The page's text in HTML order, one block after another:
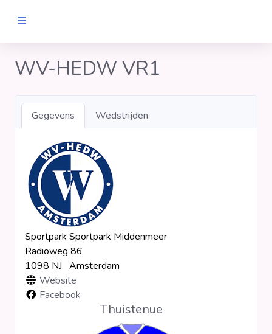
Wedstrijden
Statistieken
Voetbalpiramide
Links
VROUWEN
Clubs
WV-HEDW VR1
Gegevens Wedstrijden
Sportpark Sportpark Middenmeer
Radioweg 86
1098 NJ Amsterdam
Website
Facebook
Thuistenue